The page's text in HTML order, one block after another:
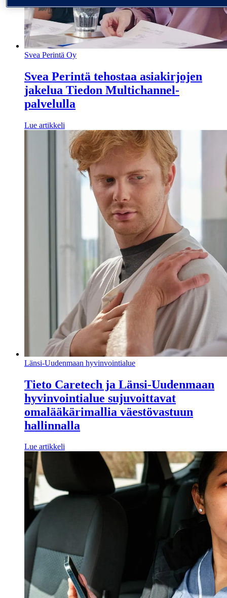
Svea Perintä Oy
Svea Perintä tehostaa asiakirjojen
jakelua Tiedon Multichannel-
palvelulla
Lue artikkeli
Länsi-Uudenmaan hyvinvointialue
Tieto Caretech ja Länsi-Uudenmaan
hyvinvointialue sujuvoittavat
omalääkärimallia väestövastuun
hallinnalla
Lue artikkeli